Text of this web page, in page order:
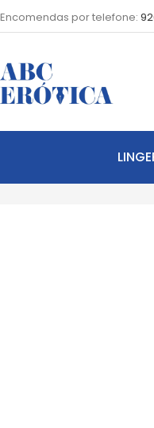
Encomendas por telefone: